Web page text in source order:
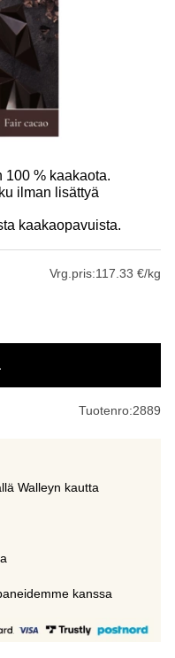
100 % kaakaota.
ilman lisättyä
kaakaopavuista.
Vrg.pris:117.33 €/kg
Tuotenro:2889
Walleyn kautta
kanssa